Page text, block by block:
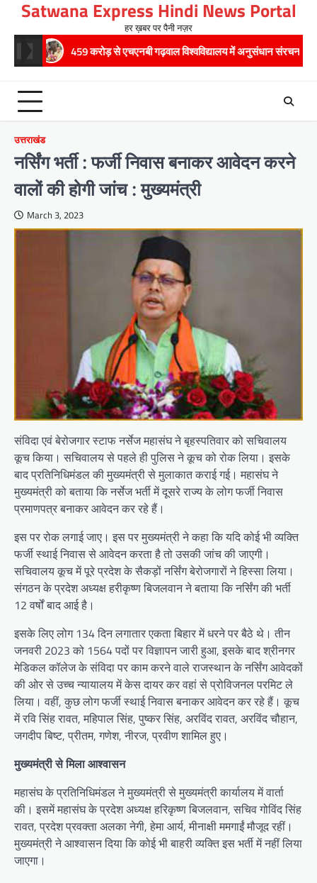
content
Satwana Express Hindi News Portal
हर ख़बर पर पैनी नज़र
459 करोड़ से एचएनबी गढ़वाल विश्वविद्यालय में अनुसंधान संरचना होगी सुदृढ,उच्च
उत्तराखंड
नर्सिंग भर्ती : फर्जी निवास बनाकर आवेदन करने
वालों की होगी जांच : मुख्यमंत्री
March 3, 2023
संविदा एवं बेरोजगार स्टाफ नर्सेज महासंघ ने बृहस्पतिवार को सचिवालय
कूच किया। सचिवालय से पहले ही पुलिस ने कूच को रोक लिया। इसके
बाद प्रतिनिधिमंडल की मुख्यमंत्री से मुलाकात कराई गई। महासंघ ने
मुख्यमंत्री को बताया कि नर्सेज भर्ती में दूसरे राज्य के लोग फर्जी निवास
प्रमाणपत्र बनाकर आवेदन कर रहे हैं।
इस पर रोक लगाई जाए। इस पर मुख्यमंत्री ने कहा कि यदि कोई भी व्यक्ति
फर्जी स्थाई निवास से आवेदन करता है तो उसकी जांच की जाएगी।
सचिवालय कूच में पूरे प्रदेश के सैकड़ों नर्सिंग बेरोजगारों ने हिस्सा लिया।
संगठन के प्रदेश अध्यक्ष हरीकृष्ण बिजलवान ने बताया कि नर्सिंग की भर्ती
12 वर्षों बाद आई है।
इसके लिए लोग 134 दिन लगातार एकता बिहार में धरने पर बैठे थे। तीन
जनवरी 2023 को 1564 पदों पर विज्ञापन जारी हुआ, इसके बाद श्रीनगर
मेडिकल कॉलेज के संविदा पर काम करने वाले राजस्थान के नर्सिंग आवेदकों
की ओर से उच्च न्यायालय में केस दायर कर वहां से प्रोविजनल परमिट ले
लिया। वहीं, कुछ लोग फर्जी स्थाई निवास बनाकर आवेदन कर रहे हैं। कूच
में रवि सिंह रावत, महिपाल सिंह, पुष्कर सिंह, अरविंद रावत, अरविंद चौहान,
जगदीप बिष्ट, प्रीतम, गणेश, नीरज, प्रवीण शामिल हुए।
मुख्यमंत्री से मिला आश्वासन
महासंघ के प्रतिनिधिमंडल ने मुख्यमंत्री से मुख्यमंत्री कार्यालय में वार्ता
की। इसमें महासंघ के प्रदेश अध्यक्ष हरिकृष्ण बिजलवान, सचिव गोविंद सिंह
रावत, प्रदेश प्रवक्ता अलका नेगी, हेमा आर्य, मीनाक्षी ममगाईं मौजूद रहीं।
मुख्यमंत्री ने आश्वासन दिया कि कोई भी बाहरी व्यक्ति इस भर्ती में नहीं लिया
जाएगा।